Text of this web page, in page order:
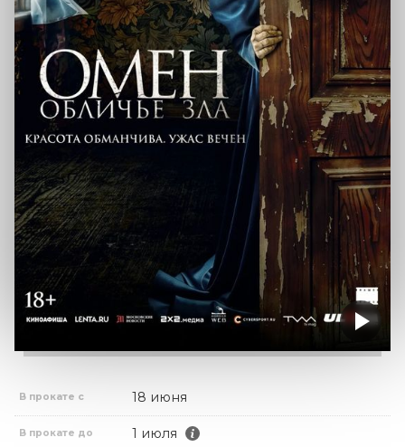
В прокате с 18 июня
В прокате до 1 июля